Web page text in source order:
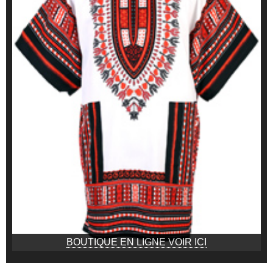
BOUTIQUE EN LIGNE VOIR ICI